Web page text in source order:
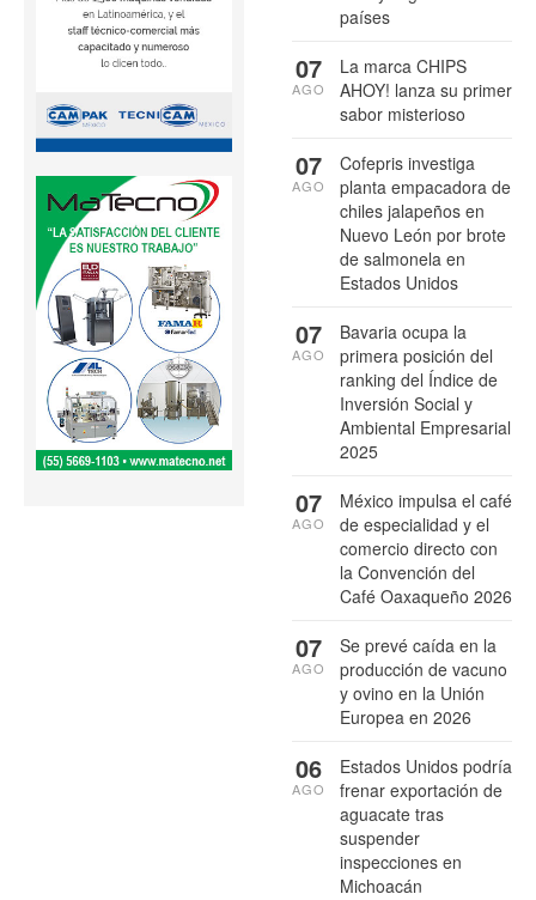
países
La marca CHIPS
AHOY! lanza su primer
sabor misterioso
07
AGO
Cofepris investiga
planta empacadora de
chiles jalapeños en
Nuevo León por brote
de salmonela en
Estados Unidos
07
AGO
Bavaria ocupa la
primera posición del
ranking del Índice de
Inversión Social y
Ambiental Empresarial
2025
07
AGO
México impulsa el café
de especialidad y el
comercio directo con
la Convención del
Café Oaxaqueño 2026
07
AGO
Se prevé caída en la
producción de vacuno
y ovino en la Unión
Europea en 2026
07
AGO
Estados Unidos podría
frenar exportación de
aguacate tras
suspender
inspecciones en
Michoacán
06
AGO